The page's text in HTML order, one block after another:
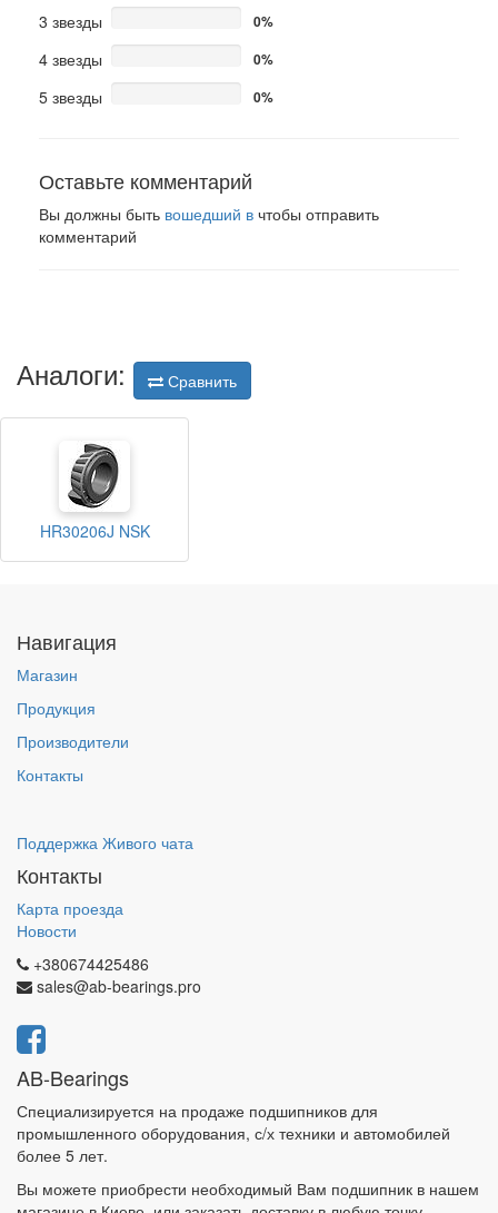
3 звезды 0%
4 звезды 0%
5 звезды 0%
Оставьте комментарий
Вы должны быть вошедший в чтобы отправить
комментарий
Аналоги: Сравнить
HR30206J NSK
Навигация
Магазин
Продукция
Производители
Контакты
Поддержка Живого чата
Контакты
Карта проезда
Новости
+380674425486
sales@ab-bearings.pro
AB-Bearings
Специализируется на продаже подшипников для
промышленного оборудования, с/х техники и автомобилей
более 5 лет.
Вы можете приобрести необходимый Вам подшипник в нашем